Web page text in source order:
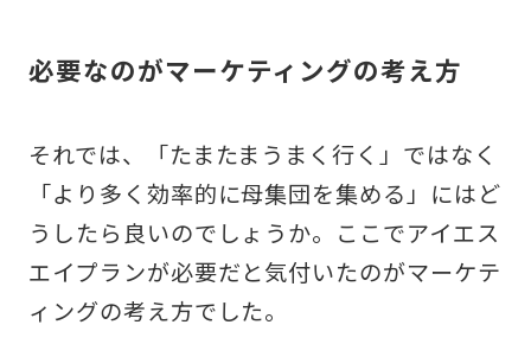
必要なのがマーケティングの考え方
それでは、「たまたまうまく行く」ではなく
「より多く効率的に母集団を集める」にはど
うしたら良いのでしょうか。ここでアイエス
エイプランが必要だと気付いたのがマーケテ
ィングの考え方でした。